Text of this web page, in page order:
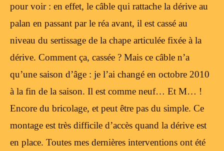
pour voir : en effet, le câble qui rattache la dérive au
palan en passant par le réa avant, il est cassé au
niveau du sertissage de la chape articulée fixée à la
dérive. Comment ça, cassée ? Mais ce câble n’a
qu’une saison d’âge : je l’ai changé en octobre 2010
à la fin de la saison. Il est comme neuf… Et M… !
Encore du bricolage, et peut être pas du simple. Ce
montage est très difficile d’accès quand la dérive est
en place. Toutes mes dernières interventions ont été